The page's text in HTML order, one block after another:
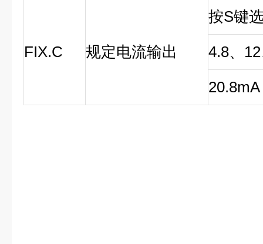
FIX.C 规定电流输出
按S键
4.8、
20.8mA